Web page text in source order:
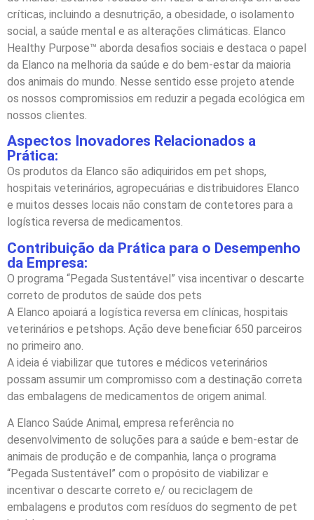
críticas, incluindo a desnutrição, a obesidade, o isolamento
social, a saúde mental e as alterações climáticas. Elanco
Healthy Purpose™ aborda desafios sociais e destaca o papel
da Elanco na melhoria da saúde e do bem-estar da maioria
dos animais do mundo. Nesse sentido esse projeto atende
os nossos compromissios em reduzir a pegada ecológica em
nossos clientes.
Aspectos Inovadores Relacionados a
Prática:
Os produtos da Elanco são adiquiridos em pet shops,
hospitais veterinários, agropecuárias e distribuidores Elanco
e muitos desses locais não constam de contetores para a
logística reversa de medicamentos.
Contribuição da Prática para o Desempenho
da Empresa:
O programa “Pegada Sustentável” visa incentivar o descarte
correto de produtos de saúde dos pets
A Elanco apoiará a logística reversa em clínicas, hospitais
veterinários e petshops. Ação deve beneficiar 650 parceiros
no primeiro ano.
A ideia é viabilizar que tutores e médicos veterinários
possam assumir um compromisso com a destinação correta
das embalagens de medicamentos de origem animal.
A Elanco Saúde Animal, empresa referência no
desenvolvimento de soluções para a saúde e bem-estar de
animais de produção e de companhia, lança o programa
“Pegada Sustentável” com o propósito de viabilizar e
incentivar o descarte correto e/ ou reciclagem de
embalagens e produtos com resíduos do segmento de pet